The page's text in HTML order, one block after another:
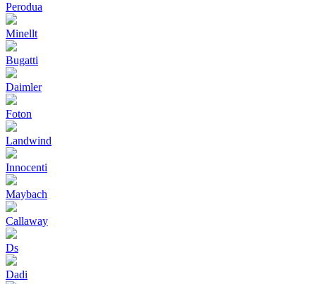
Perodua
Minellt
Bugatti
Daimler
Foton
Landwind
Innocenti
Maybach
Callaway
Ds
Dadi